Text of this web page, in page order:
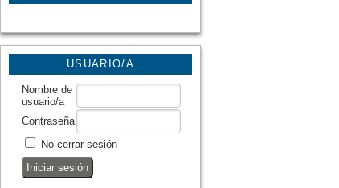
USUARIO/A
Nombre de
usuario/a
Contraseña
No cerrar sesión